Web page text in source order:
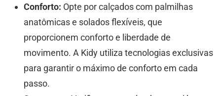
Conforto: Opte por calçados com palmilhas
anatômicas e solados flexíveis, que
proporcionem conforto e liberdade de
movimento. A Kidy utiliza tecnologias exclusivas
para garantir o máximo de conforto em cada
passo.